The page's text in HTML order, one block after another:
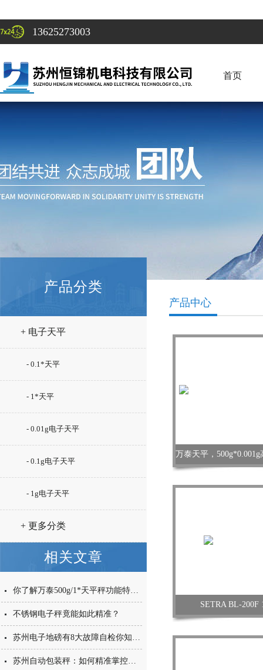
13625273003
首页
产品分类
+ 电子天平
- 0.1*天平
- 1*天平
- 0.01g电子天平
- 0.1g电子天平
- 1g电子天平
+ 更多分类
相关文章
你了解万泰500g/1*天平秤功能特点吗？
不锈钢电子秤竟能如此精准？
苏州电子地磅有8大故障自检你知道哪些呢
苏州自动包装秤：如何精准掌控每一克？
产品中心
SETRA BL-200F